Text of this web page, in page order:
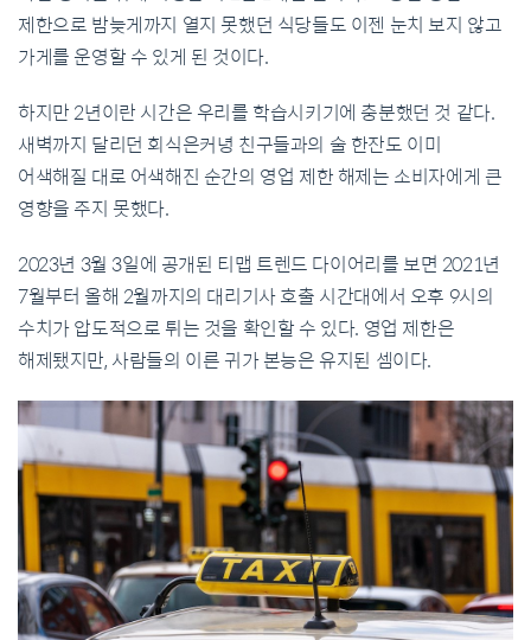
제한으로 밤늦게까지 열지 못했던 식당들도 이젠 눈치 보지 않고
가게를 운영할 수 있게 된 것이다.
하지만 2년이란 시간은 우리를 학습시키기에 충분했던 것 같다.
새벽까지 달리던 회식은커녕 친구들과의 술 한잔도 이미
어색해질 대로 어색해진 순간의 영업 제한 해제는 소비자에게 큰
영향을 주지 못했다.
2023년 3월 3일에 공개된 티맵 트렌드 다이어리를 보면 2021년
7월부터 올해 2월까지의 대리기사 호출 시간대에서 오후 9시의
수치가 압도적으로 튀는 것을 확인할 수 있다. 영업 제한은
해제됐지만, 사람들의 이른 귀가 본능은 유지된 셈이다.